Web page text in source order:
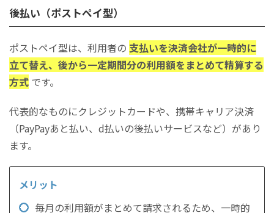
後払い（ポストペイ型）
ポストペイ型は、利用者の 支払いを決済会社が一時的に
立て替え、後から一定期間分の利用額をまとめて精算する
方式 です。
代表的なものにクレジットカードや、携帯キャリア決済
（PayPayあと払い、d払いの後払いサービスなど）があり
ます。
毎月の利用額がまとめて請求されるため、一時的